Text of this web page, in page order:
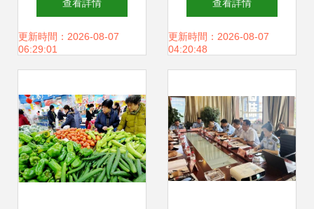
步做好食用農產品
查看詳情
更新時間：2026-08-07
06:29:01
理局強化食用農產
全監管
查看詳情
更新時間：2026-08-07
04:20:48